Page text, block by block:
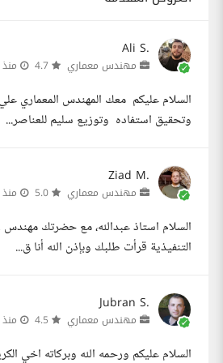
Ali S.
مهندس معماري
السلام عليكم معك المهندس المعماري
وتحقيق استفاده وتوزيع سليم للعناصر...
Ziad M.
مهندس معماري
التنفيذية قرأت طلبك وبإذن الله أنا ق...
Jubran S.
مهندس معماري
السلام عليكم ورحمه الله وبركاته اخي